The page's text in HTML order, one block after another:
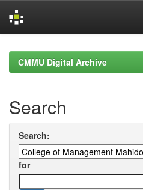
navigationCMMU Digital Archive
Search
Search:
for